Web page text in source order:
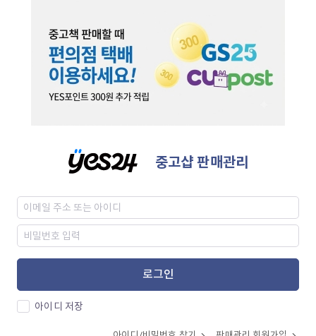
중고샵 판매관리
로그인
아이디 저장